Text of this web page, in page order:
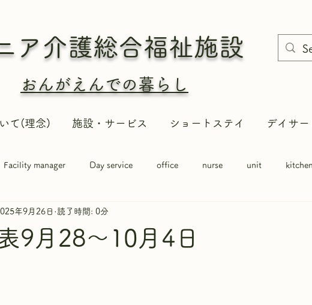
ア介護総合福祉施設
おんがえんでの暮らし
て(理念) 施設・サービス ショートステイ デイサー
Facility manager Day service office nurse unit kitchen
9月28～10月4日
年9月26日 読了時間: 0分